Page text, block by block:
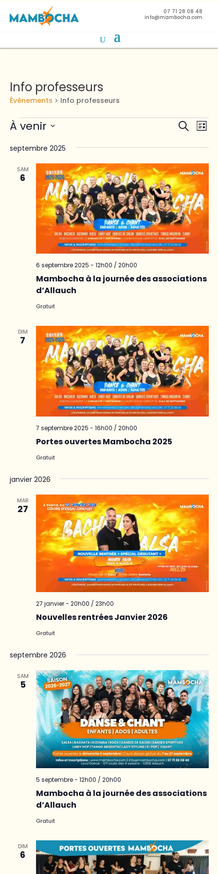
07 71 28 08 48
info@mambocha.com
Info professeurs
Évènements Info professeurs
Évènements
et
de
vues
de
Liste
À venir
une
septembre 2025
SAM
6
Mambocha à la journée des associations
d’Allauch
6 septembre 2025 - 12h00 / 20h00
Gratuit
DIM
7
Portes ouvertes Mambocha 2025
7 septembre 2025 - 16h00 / 20h00
Gratuit
janvier 2026
MAR
27
Nouvelles rentrées Janvier 2026
27 janvier - 20h00 / 23h00
Gratuit
septembre 2026
SAM
5
Mambocha à la journée des associations
d’Allauch
5 septembre - 12h00 / 20h00
Gratuit
DIM
6